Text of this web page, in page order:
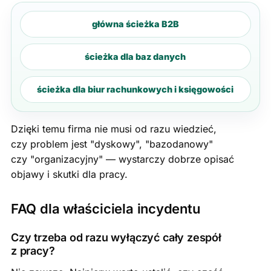
główna ścieżka B2B
ścieżka dla baz danych
ścieżka dla biur rachunkowych i księgowości
Dzięki temu firma nie musi od razu wiedzieć,
czy problem jest "dyskowy", "bazodanowy"
czy "organizacyjny" — wystarczy dobrze opisać
objawy i skutki dla pracy.
FAQ dla właściciela incydentu
Czy trzeba od razu wyłączyć cały zespół
z pracy?